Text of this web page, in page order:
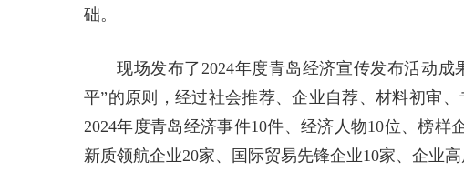
础。
现场发布了2024年度青岛经济宣传发布活动
平”的原则，经过社会推荐、企业自荐、材料初审
2024年度青岛经济事件10件、经济人物10位、榜样
新质领航企业20家、国际贸易先锋企业10家、企业高